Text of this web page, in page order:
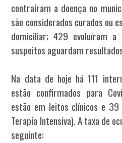
contraíram a doença no
são considerados curados ou
domiciliar; 429 evoluíram
suspeitos aguardam
Na data de hoje há 111
estão confirmados para
estão em leitos clínicos e 39
Terapia Intensiva). A taxa de
seguinte: